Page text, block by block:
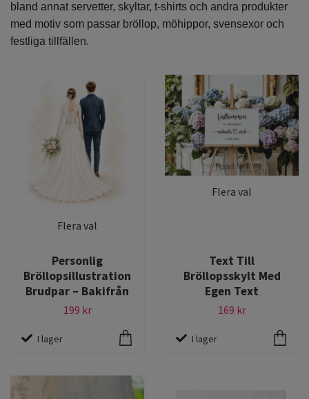
bland annat servetter, skyltar, t-shirts och andra produkter
med motiv som passar bröllop, möhippor, svensexor och
festliga tillfällen.
Flera val
Personlig
Bröllopsillustration
Brudpar – Bakifrån
199 kr
I lager
Flera val
Text Till
Bröllopsskylt Med
Egen Text
169 kr
I lager